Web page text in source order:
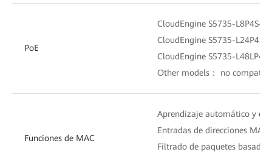
PoE
CloudEngine S5735-L8P4S-
CloudEngine S5735-
CloudEngine S5735-
Other models： no
Funciones de MAC
Aprendizaje automático y
Entradas de direcciones
Filtrado de paquetes basado